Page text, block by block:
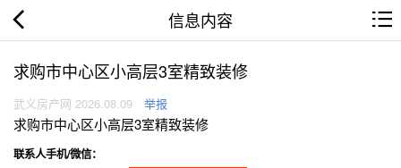
信息内容
求购市中心区小高层3室精致装修
武义房产网 2026.08.09 举报
求购市中心区小高层3室精致装修
联系人手机/微信：